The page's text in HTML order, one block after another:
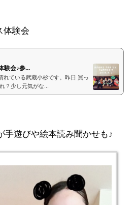
体験会
験会♪参...
れている武蔵小杉です。昨日 買っ
？少し元気がな...
手遊びや絵本読み聞かせも♪